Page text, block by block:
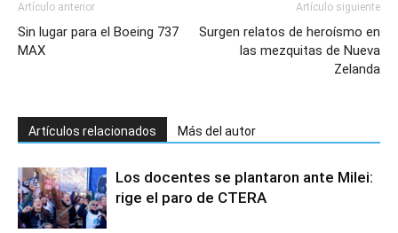
Artículo anterior
Sin lugar para el Boeing 737
MAX
Artículo siguiente
Surgen relatos de heroísmo en
las mezquitas de Nueva
Zelanda
Artículos relacionados Más del autor
Los docentes se plantaron ante Milei:
rige el paro de CTERA